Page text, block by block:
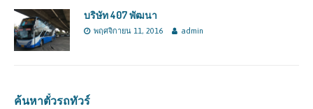
บริษัท 407 พัฒนา
พฤศจิกายน 11, 2016 admin
ค้นหาตั๋วรถทัวร์